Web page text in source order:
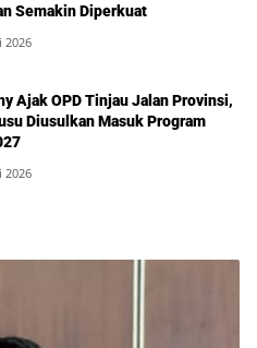
Semakin Diperkuat
2026
Ajak OPD Tinjau Jalan Provinsi,
Diusulkan Masuk Program
2026